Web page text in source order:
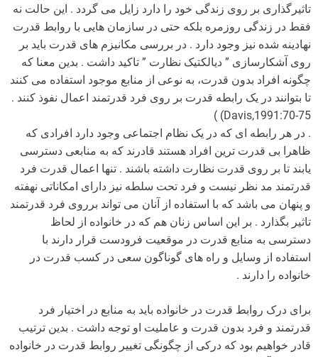
تاثیرگذاری بر روی زندگی خود را دارد زایل می گردد . این حالت نه
فقط در زندگی روزمره بلکه حتی در سازمان هایی با روابط قدرت
نهادینه شده نیز وجود دارد . در بررسی مکانیزم های قدرت باید بر
روی آشکارسازی ” دیالکتیک نظارت ” تاکید داشت . بدین معنا که
چگونه افراد بدون قدرت، به نوعی از منابع موجود استفاده می کنند
تا بتوانند در یک رابطه قدرت بر روی فرد قدرتمند اعمال نفوذ کنند .
Davis,1991:70-75) )
. در هر رابطه ای که در یک نظام اجتماعی وجود دارد افرادی که
ظاهرا بی قدرت ترین افراد هستند قادرند که به منابعی دسترسی
یابند تا بر روی قدرت نظارت داشته باشند . تنها اعمال قدرت فرد
قدرتمند مد نظر نیست و فرد تحت سلطه نیز دارای امکاناتی نهفته
و پنهان می باشد که با استفاده از آنان می تواند برروی فرد قدرتمند
تاثیر بگذارد . بر این اساس زنان هم که در خانواده از لحاظ
دسترسی به منابع قدرت در موقعیت فرودست قرار دارند با
استفاده از وسایل و راه های گوناگون سعی در کسب قدرت در
خانواده را دارند .
برای درک روابط قدرت در خانواده باید به منابع در اختیار فرد
قدرتمند و فرد بدون قدرت و عاملیت او توجه داشت . بدین ترتیب
قادر خواهیم بود که درکی از چگونگی تغییر روابط قدرت در خانواده